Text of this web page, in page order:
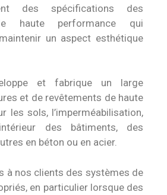
des spécifications des
haute performance qui
un aspect esthétique
et fabrique un large
et de revêtements de haute
les sols, l’imperméabilisation,
des bâtiments, des
en béton ou en acier.
à nos clients des systèmes de
en particulier lorsque des